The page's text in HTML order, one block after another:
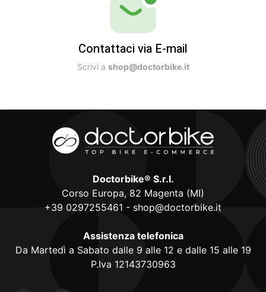
Contattaci via E-mail
Scrivi a shop@doctorbike.it
Doctorbike® S.r.l.
Corso Europa, 82 Magenta (MI)
+39 0297255461 - shop@doctorbike.it
Assistenza telefonica
Da Martedì a Sabato dalle 9 alle 12 e dalle 15 alle 19
P.Iva 12143730963